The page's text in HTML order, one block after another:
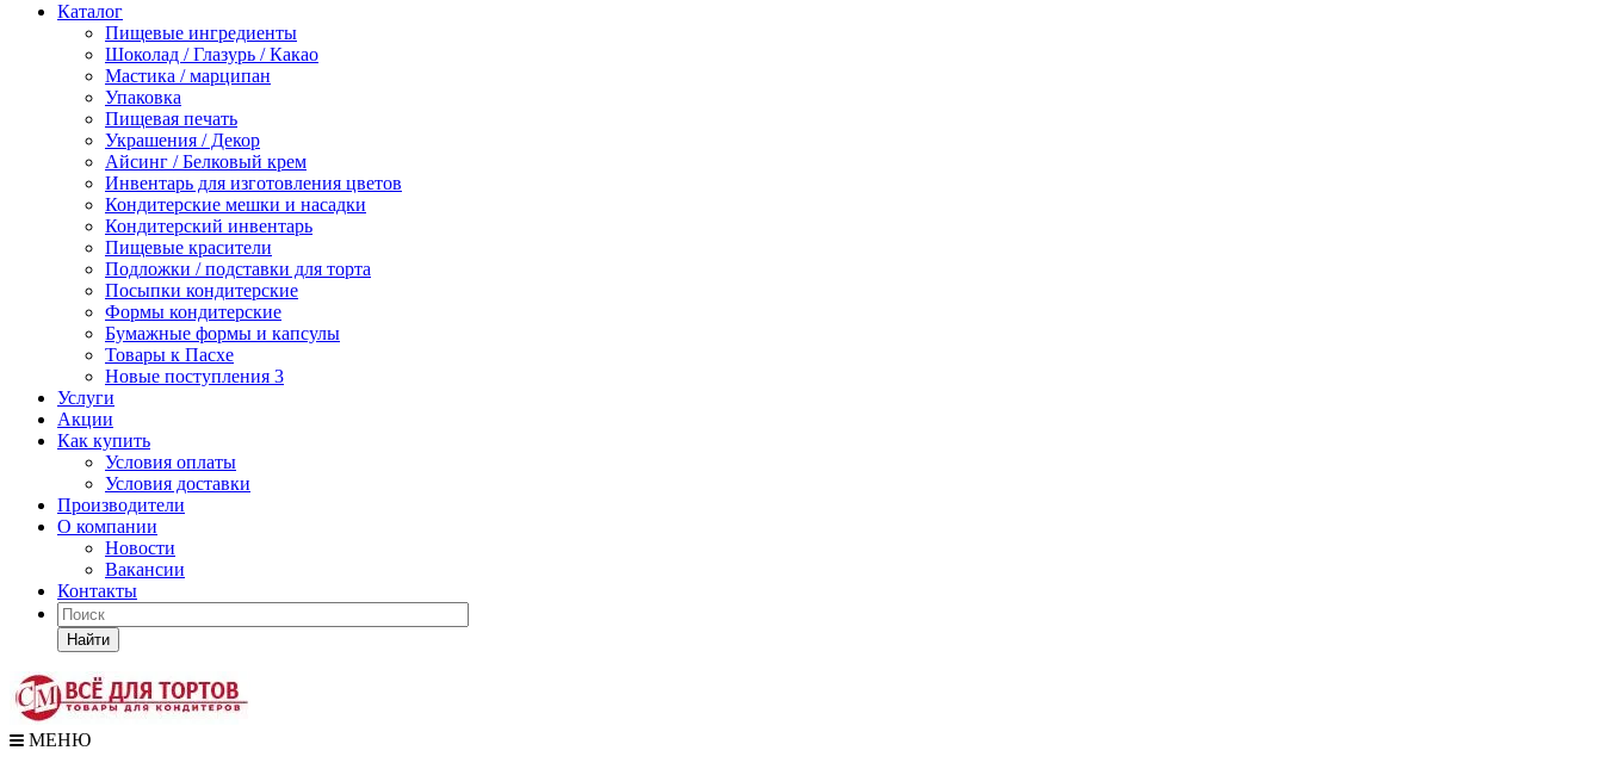
Каталог
Пищевые ингредиенты
Шоколад / Глазурь / Какао
Мастика / марципан
Упаковка
Пищевая печать
Украшения / Декор
Айсинг / Белковый крем
Инвентарь для изготовления цветов
Кондитерские мешки и насадки
Кондитерский инвентарь
Пищевые красители
Подложки / подставки для торта
Посыпки кондитерские
Формы кондитерские
Бумажные формы и капсулы
Товары к Пасхе
Новые поступления 3
Услуги
Акции
Как купить
Условия оплаты
Условия доставки
Производители
О компании
Новости
Вакансии
Контакты
Найти
МЕНЮ